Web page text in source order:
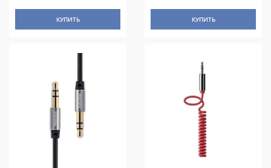
КУПИТЬ КУПИТЬ